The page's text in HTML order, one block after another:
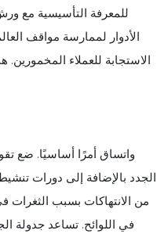
للمعرفة التأسيسية مع
الأدوار لممارسة مواقف
الاستجابة للعملاء المخمورين.
واتساق أمرًا أساسيًا. ضع
الجدد بالإضافة إلى دورات
من الانتهاكات بسبب الثغرات
في اللوائح. تساعد جدولة